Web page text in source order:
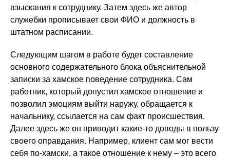
взыскания к сотруднику. Затем здесь же автор
служебки прописывает свои ФИО и должность в
штатном расписании.
Следующим шагом в работе будет составление
основного содержательного блока объяснительной
записки за хамское поведение сотрудника. Сам
работник, который допустил хамское отношение и
позволил эмоциям выйти наружу, обращается к
начальнику, ссылается на сам факт происшествия.
Далее здесь же он приводит какие-то доводы в пользу
своего оправдания. Например, клиент сам мог вести
себя по-хамски, а такое отношение к нему – это всего